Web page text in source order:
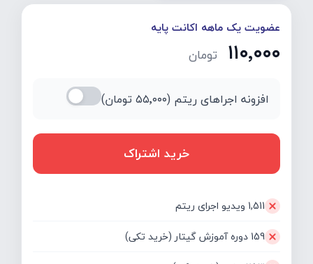
عضویت یک ماهه اکانت پایه
۱۱۰٬۰۰۰ تومان
افزونه اجراهای ریتم (۵۵٬۰۰۰تومان)
خرید اشتراک
1,511 ویدیو اجرای ریتم
159 دوره آموزش گیتار (خرید تکی)